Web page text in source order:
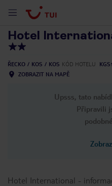
Hotel
ŘECKO KOS KOS KÓD HOTELU
ZOBRAZIT NA MAPĚ
Upsss, tato
Připravili
Hotel International -